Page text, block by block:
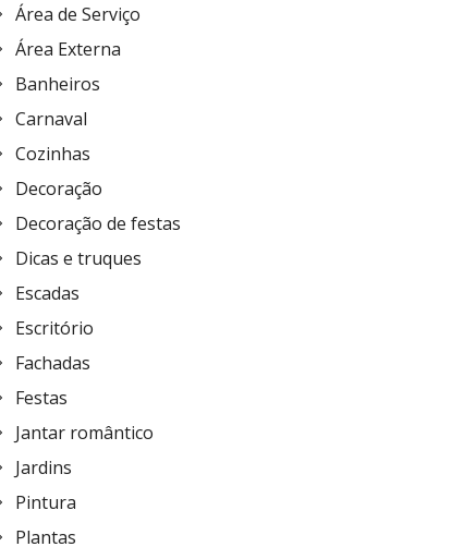
Área de Serviço
Área Externa
Banheiros
Carnaval
Cozinhas
Decoração
Decoração de festas
Dicas e truques
Escadas
Escritório
Fachadas
Festas
Jantar romântico
Jardins
Pintura
Plantas